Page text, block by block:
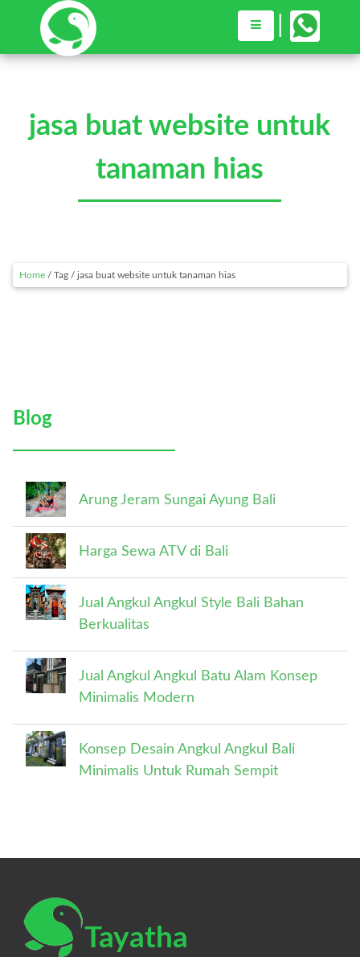
×
Jasa Web Desain
Toko Komputer
Blog
jasa buat website untuk
tanaman hias
Home / Tag / jasa buat website untuk tanaman hias
Blog
Arung Jeram Sungai Ayung Bali
Harga Sewa ATV di Bali
Jual Angkul Angkul Style Bali Bahan
Berkualitas
Jual Angkul Angkul Batu Alam Konsep
Minimalis Modern
Konsep Desain Angkul Angkul Bali
Minimalis Untuk Rumah Sempit
Tayatha